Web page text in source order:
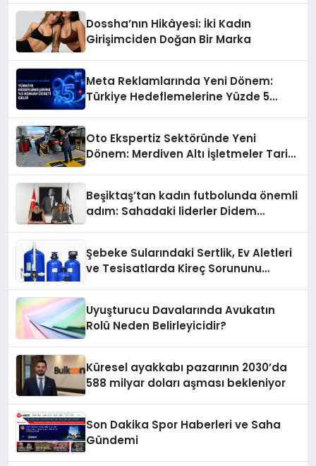
Dossha’nın Hikâyesi: İki Kadın
Girişimciden Doğan Bir Marka
Meta Reklamlarında Yeni Dönem:
Türkiye Hedeflemelerine Yüzde 5
Oto Ekspertiz Sektöründe Yeni
Dönem: Merdiven Altı İşletmeler Tarih
Beşiktaş’tan kadın futbolunda önemli
adım: Sahadaki liderler Didem
Şebeke Sularındaki Sertlik, Ev Aletleri
ve Tesisatlarda Kireç Sorununu
Uyuşturucu Davalarında Avukatın
Rolü Neden Belirleyicidir?
Küresel ayakkabı pazarının 2030’da
588 milyar doları aşması bekleniyor
Son Dakika Spor Haberleri ve Saha
Gündemi